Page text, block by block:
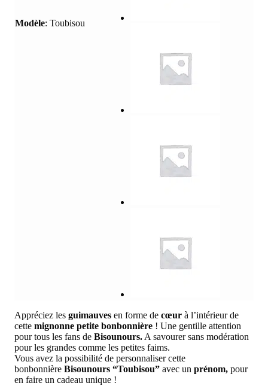
Appréciez les guimauves en forme de cœur à l’intérieur de
cette mignonne petite bonbonnière ! Une gentille attention
pour tous les fans de Bisounours. A savourer sans modération
pour les grandes comme les petites faims.
Vous avez la possibilité de personnaliser cette
bonbonnière Bisounours “Toubisou” avec un prénom, pour
en faire un cadeau unique !
Modèle: Toubisou